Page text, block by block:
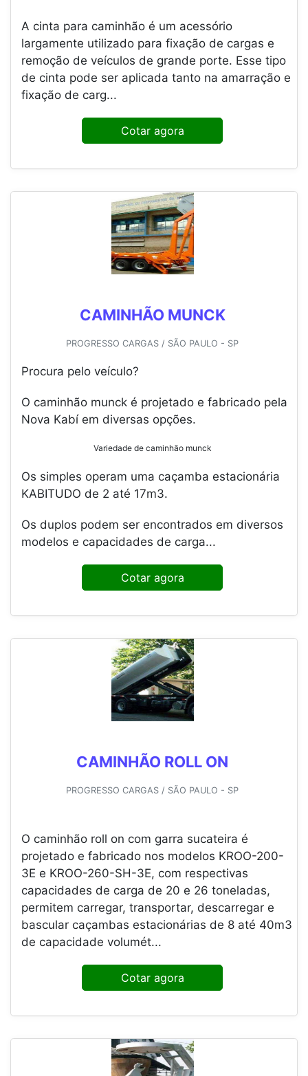
A cinta para caminhão é um acessório
largamente utilizado para fixação de cargas e
remoção de veículos de grande porte. Esse tipo
de cinta pode ser aplicada tanto na amarração e
fixação de carg...
Cotar agora
CAMINHÃO MUNCK
PROGRESSO CARGAS / SÃO PAULO - SP
Procura pelo veículo?
O caminhão munck é projetado e fabricado pela
Nova Kabí em diversas opções.
Variedade de caminhão munck
Os simples operam uma caçamba estacionária
KABITUDO de 2 até 17m3.
Os duplos podem ser encontrados em diversos
modelos e capacidades de carga...
Cotar agora
CAMINHÃO ROLL ON
PROGRESSO CARGAS / SÃO PAULO - SP
O caminhão roll on com garra sucateira é
projetado e fabricado nos modelos KROO-200-
3E e KROO-260-SH-3E, com respectivas
capacidades de carga de 20 e 26 toneladas,
permitem carregar, transportar, descarregar e
bascular caçambas estacionárias de 8 até 40m3
de capacidade volumét...
Cotar agora